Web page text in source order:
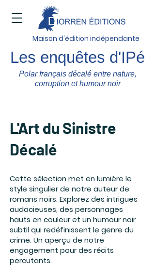
Polar français décalé entre nature,
corruption et humour noir
Les enquêtes d'IPé
Maison d'édition indépendante
L'Art du Sinistre
Décalé
Cette sélection met en lumière le
style singulier de notre auteur de
romans noirs. Explorez des intrigues
audacieuses, des personnages
hauts en couleur et un humour noir
subtil qui redéfinissent le genre du
crime. Un aperçu de notre
engagement pour des récits
percutants.